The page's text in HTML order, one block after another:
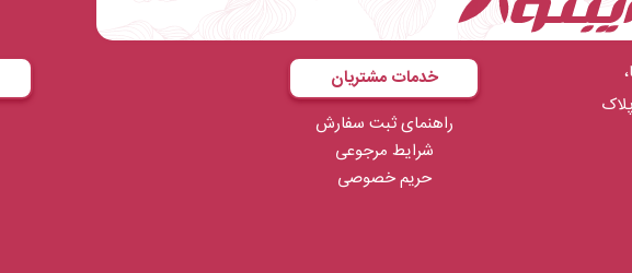
خیابان کوهستان، رویال صدف فاز۱ پلاک
خدمات مشتریان
راهنمای ثبت سفارش
شرایط مرجوعی
حریم خصوصی